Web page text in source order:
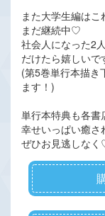
また大学生編は
まだ継続中♡
社会人になった2
だけたら嬉しいで
(第5巻単行本描き
ます！)
単行本特典も各書
幸せいっぱい癒さ
ぜひお見逃しな